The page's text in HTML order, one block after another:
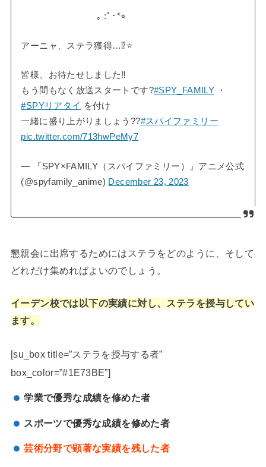
｡ :ﾟ･*⭐︎
アーニャ、ステラ獲得…⁉️⭐️
皆様、お待たせしました‼️
もう間もなく放送スタートです?#SPY_FAMILY ・
#SPYリアタイ を付け
一緒に盛り上がりましょう??#スパイファミリー
pic.twitter.com/713hwPeMy7
— 『SPY×FAMILY（スパイファミリー）』アニメ公式
(@spyfamily_anime) December 23, 2023
懇親会に出席するためにはステラをどのように、そして
どれだけ集めればよいのでしょう。
イーデン校では以下の実績に対し、ステラを授与してい
ます。
[su_box title=”ステラを授与する者”
box_color=”#1E73BE”]
学業で優秀な成績を修めた者
スポーツで優秀な成績を修めた者
芸術分野で顕著な実績を残した者